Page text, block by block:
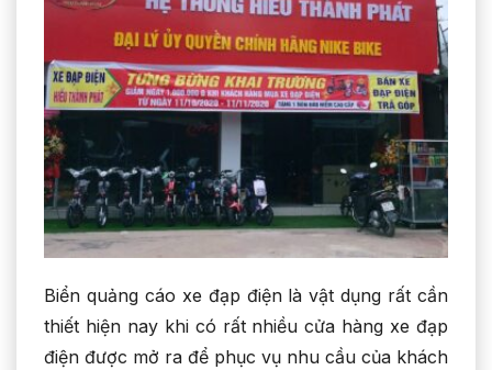
Biển quảng cáo xe đạp điện là vật dụng rất cần
thiết hiện nay khi có rất nhiều cửa hàng xe đạp
điện được mở ra để phục vụ nhu cầu của khách